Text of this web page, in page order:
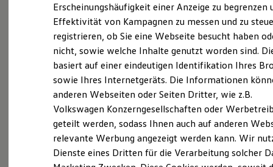
Ladezeitensimulator
Batterie
Sicherheit
Garantie und Lebensdauer
Nachhaltigkeit
Technologie
Kosten und Kauf
Verbrauchskosten
Kaufoptionen
E-Auto-Förderung
Software und Konnektivität
Die ID. Software 6
ID. Software Versionen und Updates
Digitale Extras
Schnittstellen zu Ihrem ID.
Serviceanfrage stellen
Erscheinungshäufigkeit einer Anzeige zu begrenzen
Effektivität von Kampagnen zu messen und zu
registrieren, ob Sie eine Webseite besucht haben
nicht, sowie welche Inhalte genutzt worden sind.
basiert auf einer eindeutigen Identifikation Ihres
sowie Ihres Internetgeräts. Die Informationen
anderen Webseiten oder Seiten Dritter, wie z.B.
Volkswagen Konzerngesellschaften oder
geteilt werden, sodass Ihnen auch auf anderen
relevante Werbung angezeigt werden kann. Wir
Dienste eines Dritten für die Verarbeitung solcher